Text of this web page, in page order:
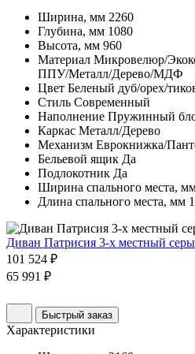
Ширина, мм 2260
Глубина, мм 1080
Высота, мм 960
Материал Микровелюр/
ППУ/Металл/Дерево/МДФ
Цвет Беленый дуб/орех/
Стиль Современный
Наполнение Пружинный
Каркас Металл/Дерево
Механизм Еврокнижка/
Бельевой ящик Да
Подлокотник Да
Ширина спального места,
Длина спального места, мм
Диван Патрисия 3-х местный
101 524 ₽
65 991 ₽
Быстрый заказ
Характеристики